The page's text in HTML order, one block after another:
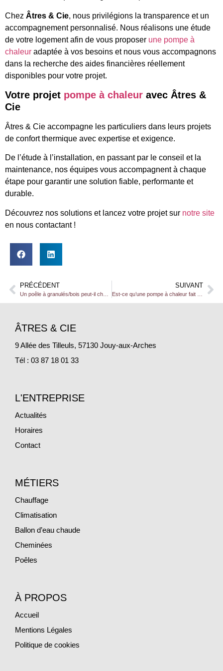
Chez Âtres & Cie, nous privilégions la transparence et un
accompagnement personnalisé. Nous réalisons une étude
de votre logement afin de vous proposer une pompe à
chaleur adaptée à vos besoins et nous vous accompagnons
dans la recherche des aides financières réellement
disponibles pour votre projet.
Votre projet pompe à chaleur avec Âtres &
Cie
Âtres & Cie accompagne les particuliers dans leurs projets
de confort thermique avec expertise et exigence.
De l’étude à l’installation, en passant par le conseil et la
maintenance, nos équipes vous accompagnent à chaque
étape pour garantir une solution fiable, performante et
durable.
Découvrez nos solutions et lancez votre projet sur notre site
en nous contactant !
PRÉCÉDENT SUIVANT
ÂTRES & CIE
9 Allée des Tilleuls, 57130 Jouy-aux-Arches
Tél : 03 87 18 01 33
L'ENTREPRISE
Actualités
Horaires
Contact
MÉTIERS
Chauffage
Climatisation
Ballon d’eau chaude
Cheminées
Poêles
À PROPOS
Accueil
Mentions Légales
Politique de cookies